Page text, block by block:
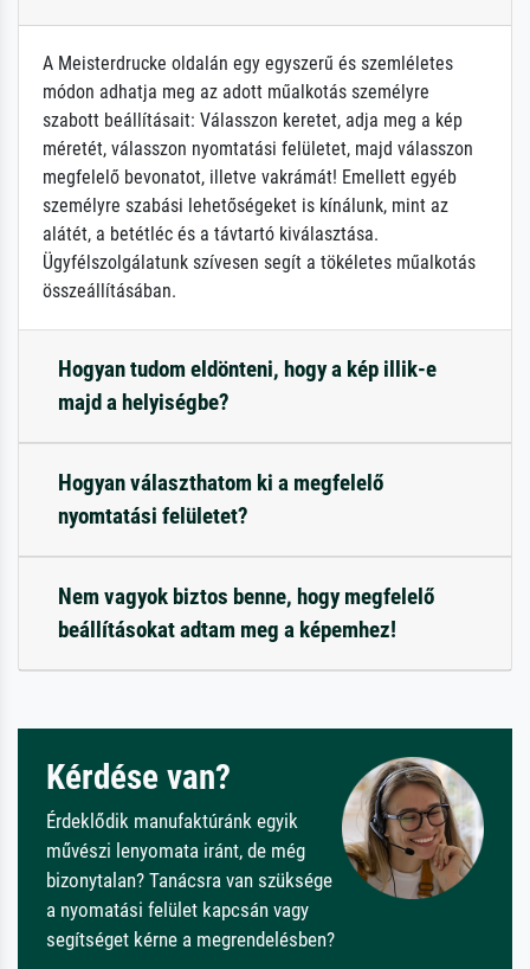
A Meisterdrucke oldalán egy egyszerű és szemléletes
módon adhatja meg az adott műalkotás személyre
szabott beállításait: Válasszon keretet, adja meg a kép
méretét, válasszon nyomtatási felületet, majd válasszon
megfelelő bevonatot, illetve vakrámát! Emellett egyéb
személyre szabási lehetőségeket is kínálunk, mint az
alátét, a betétléc és a távtartó kiválasztása.
Ügyfélszolgálatunk szívesen segít a tökéletes műalkotás
összeállításában.
Hogyan tudom eldönteni, hogy a kép illik-e
majd a helyiségbe?
Hogyan választhatom ki a megfelelő
nyomtatási felületet?
Nem vagyok biztos benne, hogy megfelelő
beállításokat adtam meg a képemhez!
Kérdése van?
Érdeklődik manufaktúránk egyik
művészi lenyomata iránt, de még
bizonytalan? Tanácsra van szüksége
a nyomatási felület kapcsán vagy
segítséget kérne a megrendelésben?